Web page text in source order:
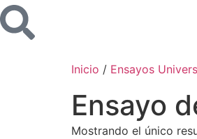
Inicio / Ensayos
Ensayo
Mostrando el único